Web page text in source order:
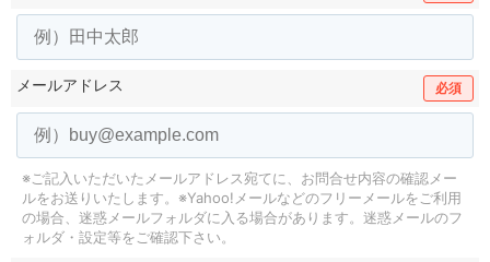
メールアドレス 必須
※ご記入いただいたメールアドレス宛てに、お問合せ内容の確認メー
ルをお送りいたします。 ※Yahoo!メールなどのフリーメールをご利用
の場合、迷惑メールフォルダに入る場合があります。 迷惑メールのフ
ォルダ・設定等をご確認下さい。